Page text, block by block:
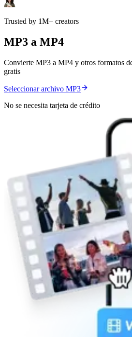
Trusted by 1M+ creators
MP3 a MP4
Convierte MP3 a MP4 y otros formatos
gratis
Seleccionar archivo MP3
No se necesita tarjeta de crédito